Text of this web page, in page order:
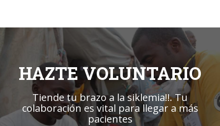
HAZTE VOLUNTARIO
Tiende tu brazo a la siklemia!!. Tu
colaboración es vital para llegar a más
pacientes